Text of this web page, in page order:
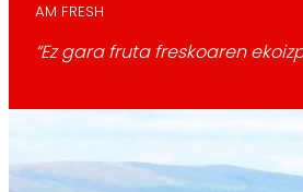
AM FRESH
“Ez gara fruta freskoaren